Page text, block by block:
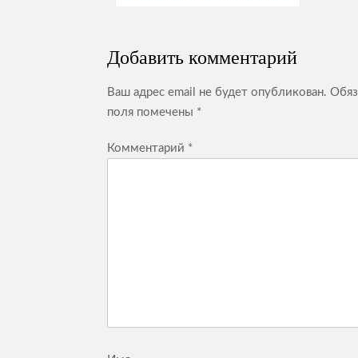
записям
Добавить комментарий
Ваш адрес email не будет опубликован.
поля помечены *
Комментарий *